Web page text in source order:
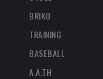
BRIKO
TRAINING
BASEBALL
A.A.TH